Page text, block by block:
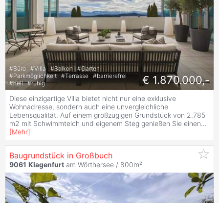
#Büro #Villa #Balkon #Garten
#Parkmöglichkeit #Terrasse #barrierefrei
#hell #ruhig € 1.870.000,-
Diese einzigartige Villa bietet nicht nur eine exklusive
Wohnadresse, sondern auch eine unvergleichliche
Lebensqualität. Auf einem großzügigen Grundstück von 2.785
m2 mit Schwimmteich und eigenem Steg genießen Sie einen...
[Mehr]
Baugrundstück in Großbuch
9061 Klagenfurt am Wörthersee / 800m²